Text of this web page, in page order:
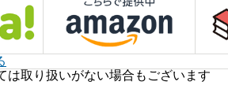
は取り扱いがない場合もございます